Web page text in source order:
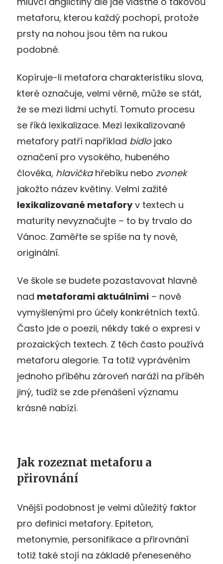
metaforu, kterou každý pochopí, protože
prsty na nohou jsou těm na rukou
podobné.
Kopíruje-li metafora charakteristiku slova,
které označuje, velmi věrně, může se stát,
že se mezi lidmi uchytí. Tomuto procesu
se říká lexikalizace. Mezi lexikalizované
metafory patří například bidlojako
označení pro vysokého, hubeného
člověka, hlavičkahřebíku nebo zvonek
jakožto název květiny. Velmi zažité
lexikalizované metaforyv textech u
maturity nevyznačujte – to by trvalo do
Vánoc. Zaměřte se spíše na ty nové,
originální.
Ve škole se budete pozastavovat hlavně
nad metaforami aktuálními – nově
vymyšlenými pro účely konkrétních textů.
Často jde o poezii, někdy také o expresi v
prozaických textech. Z těch často používá
metaforu alegorie. Ta totiž vyprávěním
jednoho příběhu zároveň naráží na příběh
jiný, tudíž se zde přenášení významu
krásně nabízí.
Jak rozeznat metaforu a
přirovnání
Vnější podobnost je velmi důležitý faktor
pro definici metafory. Epiteton,
metonymie, personifikace a přirovnání
totiž také stojí na základě přeneseného